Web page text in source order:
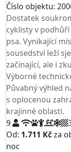
Číslo objektu:
Dostatek
cyklisty v
psa. Vynikající
sousedství leží
začínající, ale i
Výborné
Půvabný výhled
s oplocenou
krajinné oblasti.
9
Od: 1.711 Kčza
noc